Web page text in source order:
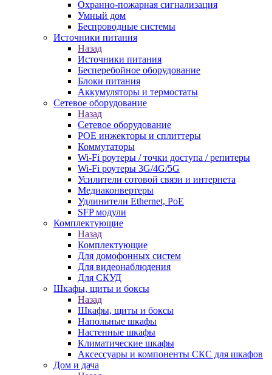
Охранно-пожарная сигнализация
Умный дом
Беспроводные системы
Источники питания
Назад
Источники питания
Бесперебойное оборудование
Блоки питания
Аккумуляторы и термостаты
Сетевое оборудование
Назад
Сетевое оборудование
POE инжекторы и сплиттеры
Коммутаторы
Wi-Fi роутеры / точки доступа / репитеры
Wi-Fi роутеры 3G/4G/5G
Усилители сотовой связи и интернета
Медиаконвертеры
Удлинители Ethernet, PoE
SFP модули
Комплектующие
Назад
Комплектующие
Для домофонных систем
Для видеонаблюдения
Для СКУД
Шкафы, щиты и боксы
Назад
Шкафы, щиты и боксы
Напольные шкафы
Настенные шкафы
Климатические шкафы
Аксессуары и компоненты СКС для шкафов
Дом и дача